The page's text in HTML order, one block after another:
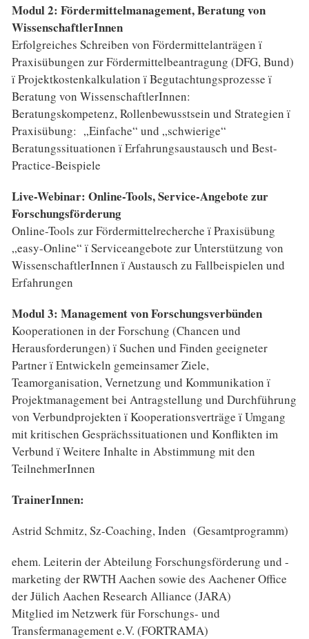
Modul 2: Fördermittelmanagement, Beratung von
WissenschaftlerInnen
Erfolgreiches Schreiben von Fördermittelanträgen ï
Praxisübungen zur Fördermittelbeantragung (DFG, Bund)
ï Projektkostenkalkulation ï Begutachtungsprozesse ï
Beratung von WissenschaftlerInnen:
Beratungskompetenz, Rollenbewusstsein und Strategien ï
Praxisübung: „Einfache“ und „schwierige“
Beratungssituationen ï Erfahrungsaustausch und Best-
Practice-Beispiele
Live-Webinar: Online-Tools, Service-Angebote zur
Forschungsförderung
Online-Tools zur Fördermittelrecherche ï Praxisübung
„easy-Online“ ï Serviceangebote zur Unterstützung von
WissenschaftlerInnen ï Austausch zu Fallbeispielen und
Erfahrungen
Modul 3: Management von Forschungsverbünden
Kooperationen in der Forschung (Chancen und
Herausforderungen) ï Suchen und Finden geeigneter
Partner ï Entwickeln gemeinsamer Ziele,
Teamorganisation, Vernetzung und Kommunikation ï
Projektmanagement bei Antragstellung und Durchführung
von Verbundprojekten ï Kooperationsverträge ï Umgang
mit kritischen Gesprächssituationen und Konflikten im
Verbund ï Weitere Inhalte in Abstimmung mit den
TeilnehmerInnen
TrainerInnen:
Astrid Schmitz, Sz-Coaching, Inden (Gesamtprogramm)
ehem. Leiterin der Abteilung Forschungsförderung und -
marketing der RWTH Aachen sowie des Aachener Office
der Jülich Aachen Research Alliance (JARA)
Mitglied im Netzwerk für Forschungs- und
Transfermanagement e.V. (FORTRAMA)